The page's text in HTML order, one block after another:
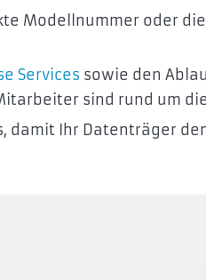
Modellnummer oder
Services sowie den
sind rund um
damit Ihr Datenträger